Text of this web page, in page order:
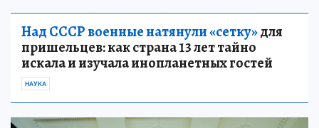
Над СССР военные натянули «сетку»для
пришельцев: как страна 13 лет тайно
искала и изучала инопланетных гостей
НАУКА